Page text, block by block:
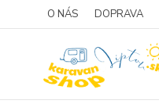
O NÁS DOPRAVA